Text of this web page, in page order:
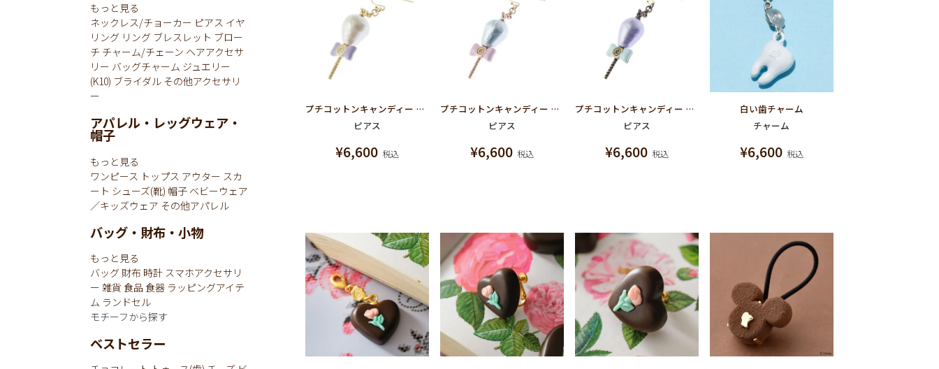
プチコットンキャンディー ピアス (ホワイト)
ピアス
¥6,600 税込
プチコットンキャンディー ピアス (ブルー)
ピアス
¥6,600 税込
プチコットンキャンディー ピアス (パープル)
ピアス
¥6,600 税込
白い歯チャーム
チャーム
¥6,600 税込
もっと見る
ネックレス/チョーカー ピアス イヤ
リング リング ブレスレット ブロー
チ チャーム/チェーン ヘアアクセサ
リー バッグチャーム ジュエリー
(K10) ブライダル その他アクセサリ
ー
アパレル・レッグウェア・
帽子
もっと見る
ワンピース トップス アウター スカ
ート シューズ(靴) 帽子 ベビーウェア
／キッズウェア その他アパレル
バッグ・財布・小物
もっと見る
バッグ 財布 時計 スマホアクセサリ
ー 雑貨 食品 食器 ラッピングアイテ
ム ランドセル
モチーフから探す
ベストセラー